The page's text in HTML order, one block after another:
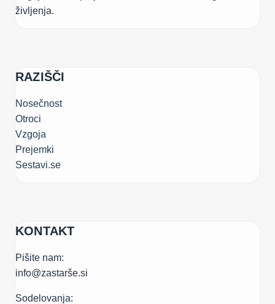
življenja.
RAZIŠČI
Nosečnost
Otroci
Vzgoja
Prejemki
Sestavi.se
KONTAKT
Pišite nam:
info@zastarše.si
Sodelovanja: